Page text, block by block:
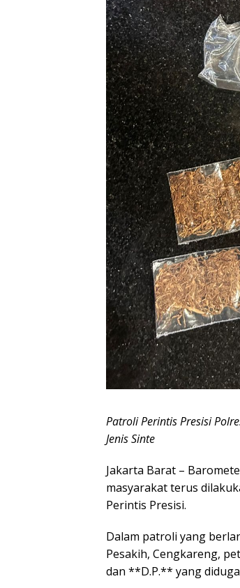
Patroli Perintis Presisi
Jenis Sinte
Jakarta Barat –
masyarakat terus
Perintis Presisi.
Dalam patroli yang
Pesakih, Cengkareng,
dan **D.P.** yang